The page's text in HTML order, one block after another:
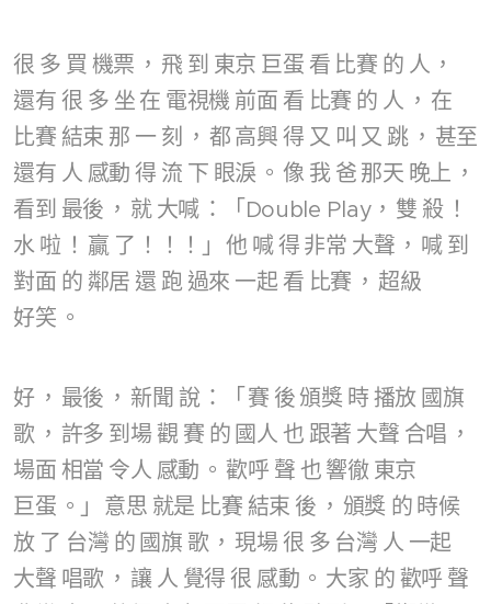
很 多 買 機票 ， 飛 到 東京 巨蛋 看 比賽 的 人 ，
還有 很 多 坐 在 電視機 前面 看 比賽 的 人 ， 在
比賽 結束 那 一 刻 ， 都 高興 得 又 叫 又 跳 ， 甚至
還有 人 感動 得 流 下 眼淚 。 像 我 爸 那天 晚上 ，
看到 最後 ， 就 大喊 ：「Double Play， 雙 殺 ！
水 啦 ！ 贏 了 ！！！」 他 喊得 非常 大聲 ， 喊 到
對面 的 鄰居 還 跑 過來 一起 看 比賽 ， 超級
好笑 。
好 ， 最後 ， 新聞 說 ：「 賽 後 頒獎 時 播放 國旗
歌 ， 許多 到場觀 賽 的 國人 也 跟著 大聲 合唱 ，
場面 相當 令人 感動 。 歡呼 聲 也 響徹 東京
巨蛋 。」 意思 就是 比賽 結束 後 ， 頒獎 的 時候
放 了 台灣 的 國旗 歌 ， 現場很 多 台灣 人 一起
大聲 唱歌 ， 讓 人 覺得 很 感動 。 大家 的 歡呼 聲